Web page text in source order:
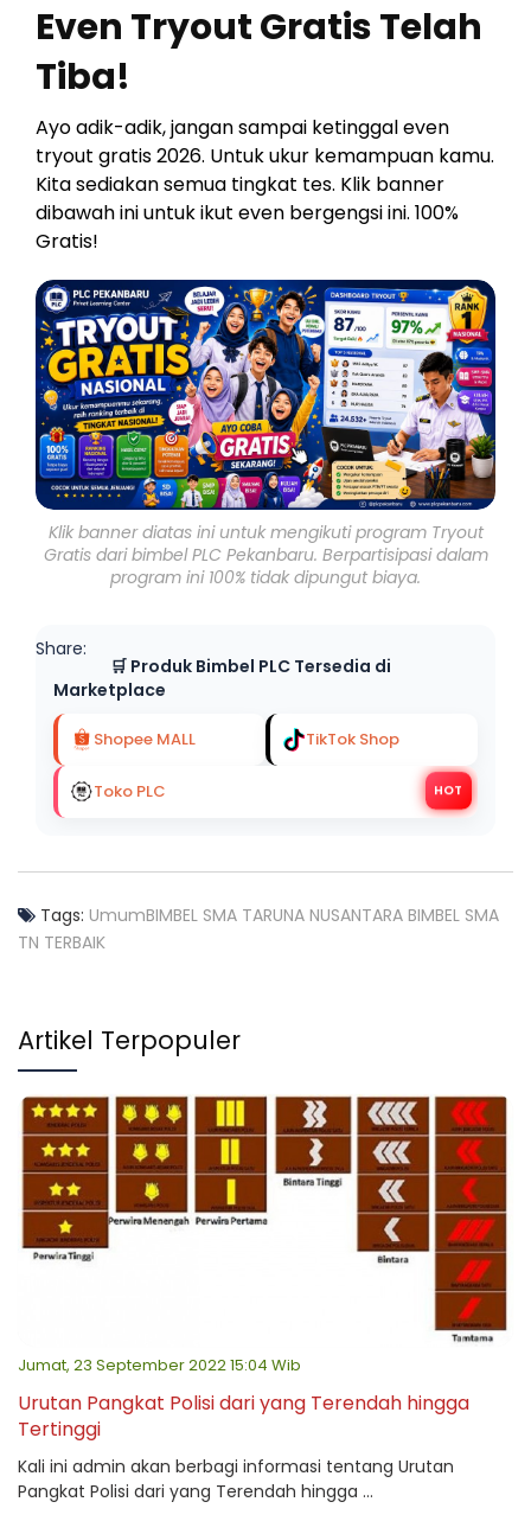
Even Tryout Gratis Telah
Tiba!
Ayo adik-adik, jangan sampai ketinggal even
tryout gratis 2026. Untuk ukur kemampuan kamu.
Kita sediakan semua tingkat tes. Klik banner
dibawah ini untuk ikut even bergengsi ini. 100%
Gratis!
Klik banner diatas ini untuk mengikuti program Tryout
Gratis dari bimbel PLC Pekanbaru. Berpartisipasi dalam
program ini 100% tidak dipungut biaya.
Share:
🛒 Produk Bimbel PLC Tersedia di
Marketplace
Shopee MALL TikTok Shop
HOT
Toko PLC
Tags: UmumBIMBEL SMA TARUNA NUSANTARA BIMBEL SMA
TN TERBAIK
Artikel Terpopuler
Jumat, 23 September 2022 15:04 Wib
Urutan Pangkat Polisi dari yang Terendah hingga
Tertinggi
Kali ini admin akan berbagi informasi tentang Urutan
Pangkat Polisi dari yang Terendah hingga ...